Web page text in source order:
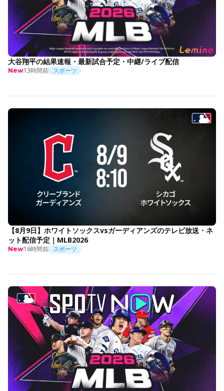
大谷翔平の結果速報・最新試合予定・中継/ライブ配信
New13時間前 スポーツ
【8月9日】ホワイトソックスvsガーディアンズのテレビ放送・ネ
ット配信予定｜MLB2026
New16時間前 スポーツ